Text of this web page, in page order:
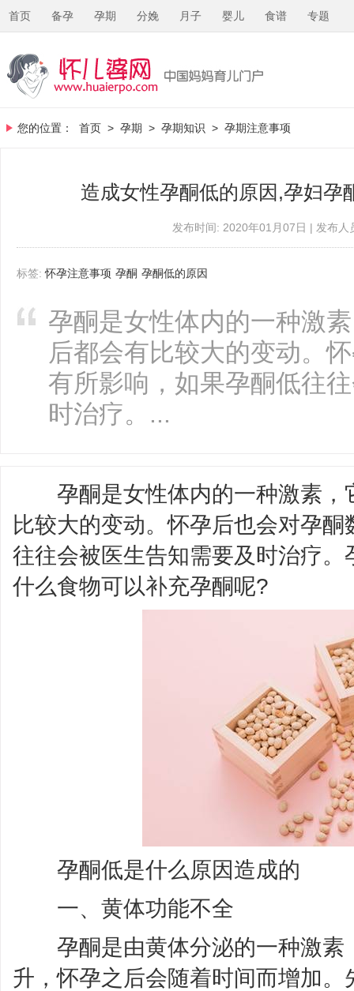
首页 备孕 孕期 分娩 月子 婴儿 食谱 专题
您的位置： 首页 > 孕期 > 孕期知识 > 孕期注意事项
造成女性孕酮低的原因,孕妇孕
发布时间: 2020年01月07日 | 发布
标签:怀孕注意事项 孕酮 孕酮低的原因
孕酮是女性体内的一种激
后都会有比较大的变动。
有所影响，如果孕酮低往
时治疗。...
孕酮是女性体内的一种激素，
比较大的变动。怀孕后也会对孕
往往会被医生告知需要及时治疗
什么食物可以补充孕酮呢?
孕酮低是什么原因造成的
一、黄体功能不全
孕酮是由黄体分泌的一种激素
升，怀孕之后会随着时间而增加